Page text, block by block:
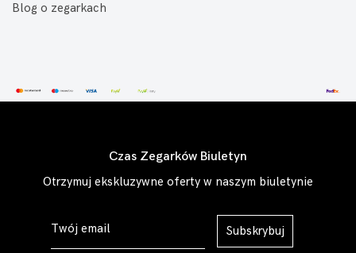
Blog o zegarkach
Czas Zegarków Biuletyn
Otrzymuj ekskluzywne oferty w naszym biuletynie
Subskrybuj